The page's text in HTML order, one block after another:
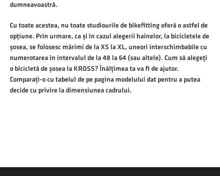
dumneavoastră.
Cu toate acestea, nu toate studiourile de bikefitting oferă o astfel de
opțiune. Prin urmare, ca și în cazul alegerii hainelor, la bicicletele de
șosea, se folosesc mărimi de la XS la XL, uneori interschimbabile cu
numerotarea în intervalul de la 48 la 64 (sau altele). Cum să alegeți
o bicicletă de șosea la KROSS? Înălțimea ta va fi de ajutor.
Comparați-o cu tabelul de pe pagina modelului dat pentru a putea
decide cu privire la dimensiunea cadrului.